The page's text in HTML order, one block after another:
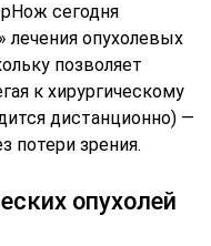
сегодня
лечения опухолевых
позволяет
к хирургическому
дистанционно) —
потери зрения.
опухолей